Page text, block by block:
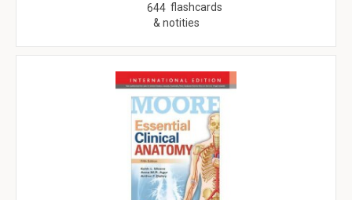
644 flashcards
& notities